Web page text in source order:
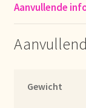
Imprint
Kontakt
Aanvullende
Gewicht